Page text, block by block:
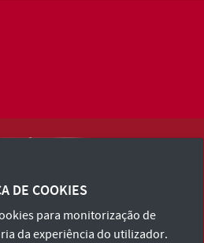
e Política de Privacidade
de Acessibilidade
DE COOKIES
para monitorização de
da experiência do utilizador.